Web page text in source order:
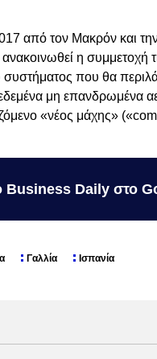
από τον Μακρόν και
η συμμετοχή
που θα
μη επανδρωμένα
«νέος μάχης»
Business Daily στο
Γαλλία Ισπανία